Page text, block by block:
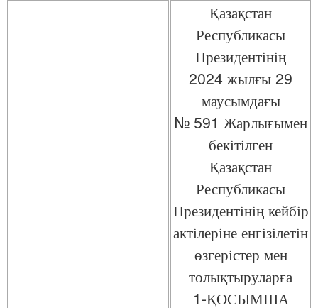
Қазақстан
Республикасы
Президентінің
2024 жылғы 29
маусымдағы
№ 591 Жарлығымен
бекітілген
Қазақстан
Республикасы
Президентінің кейбір
актілеріне енгізілетін
өзгерістер мен
толықтыруларға
1-ҚОСЫМША